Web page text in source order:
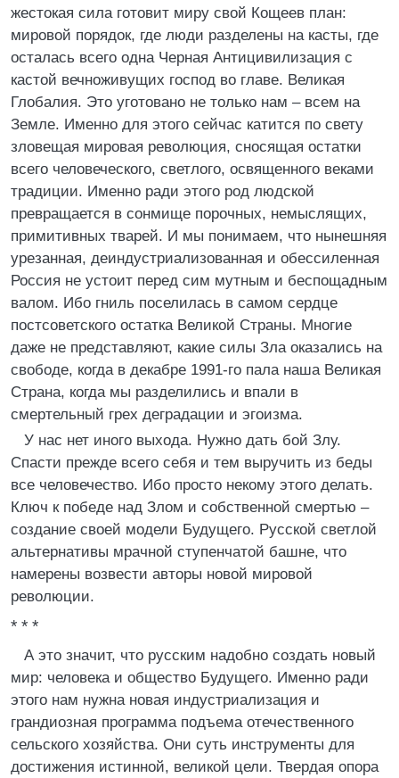
жестокая сила готовит миру свой Кощеев план:
мировой порядок, где люди разделены на касты, где
осталась всего одна Черная Антицивилизация с
кастой вечноживущих господ во главе. Великая
Глобалия. Это уготовано не только нам – всем на
Земле. Именно для этого сейчас катится по свету
зловещая мировая революция, сносящая остатки
всего человеческого, светлого, освященного веками
традиции. Именно ради этого род людской
превращается в сонмище порочных, немыслящих,
примитивных тварей. И мы понимаем, что нынешняя
урезанная, деиндустриализованная и обессиленная
Россия не устоит перед сим мутным и беспощадным
валом. Ибо гниль поселилась в самом сердце
постсоветского остатка Великой Страны. Многие
даже не представляют, какие силы Зла оказались на
свободе, когда в декабре 1991-го пала наша Великая
Страна, когда мы разделились и впали в
смертельный грех деградации и эгоизма.
У нас нет иного выхода. Нужно дать бой Злу.
Спасти прежде всего себя и тем выручить из беды
все человечество. Ибо просто некому этого делать.
Ключ к победе над Злом и собственной смертью –
создание своей модели Будущего. Русской светлой
альтернативы мрачной ступенчатой башне, что
намерены возвести авторы новой мировой
революции.
* * *
А это значит, что русским надобно создать новый
мир: человека и общество Будущего. Именно ради
этого нам нужна новая индустриализация и
грандиозная программа подъема отечественного
сельского хозяйства. Они суть инструменты для
достижения истинной, великой цели. Твердая опора